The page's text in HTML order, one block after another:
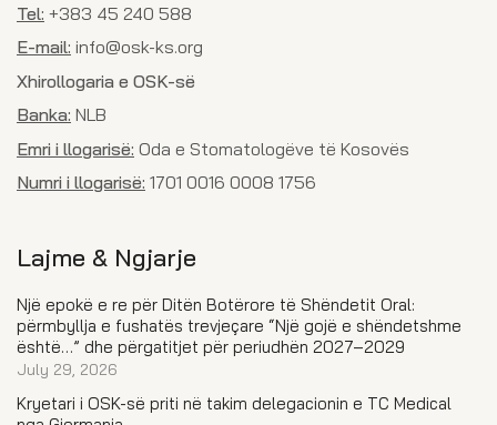
Tel: +383 45 240 588
E-mail: info@osk-ks.org
Xhirollogaria e OSK-së
Banka: NLB
Emri i llogarisë: Oda e Stomatologëve të Kosovës
Numri i llogarisë: 1701 0016 0008 1756
Lajme & Ngjarje
Një epokë e re për Ditën Botërore të Shëndetit Oral:
përmbyllja e fushatës trevjeçare “Një gojë e shëndetshme
është…” dhe përgatitjet për periudhën 2027–2029
July 29, 2026
Kryetari i OSK-së priti në takim delegacionin e TC Medical